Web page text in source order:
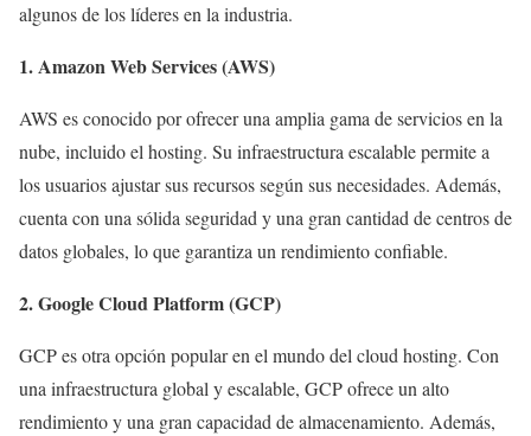
algunos de los líderes en la industria.
1. Amazon Web Services (AWS)
AWS es conocido por ofrecer una amplia gama de servicios en la
nube, incluido el hosting. Su infraestructura escalable permite a
los usuarios ajustar sus recursos según sus necesidades. Además,
cuenta con una sólida seguridad y una gran cantidad de centros de
datos globales, lo que garantiza un rendimiento confiable.
2. Google Cloud Platform (GCP)
GCP es otra opción popular en el mundo del cloud hosting. Con
una infraestructura global y escalable, GCP ofrece un alto
rendimiento y una gran capacidad de almacenamiento. Además,